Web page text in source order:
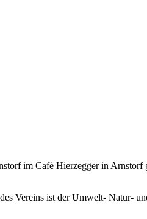
im Café Hierzegger in
Vereins ist der Umwelt- Natur-